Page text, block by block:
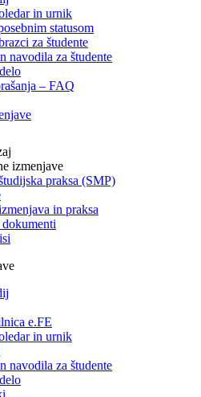
in urnik
statusom
za študente
navodila za študente
– FAQ
izmenjave
praksa (SMP)
in praksa
e.FE
in urnik
navodila za študente